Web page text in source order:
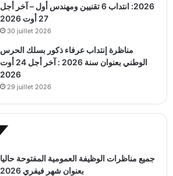
2026: انتداب 6 تقنيين ومهندس أول – آخر أجل
27 أوت 2026
30 juillet 2026
مناظرة إنتداب عرفاء ذكور بسلك الحرس
الوطني بعنوان سنة 2026 : آخر أجل 24 أوت
2026
29 juillet 2026
جميع مناظرات الوظيفة العمومية المفتوحة حاليا
بعنوان شهر فيفري 2026